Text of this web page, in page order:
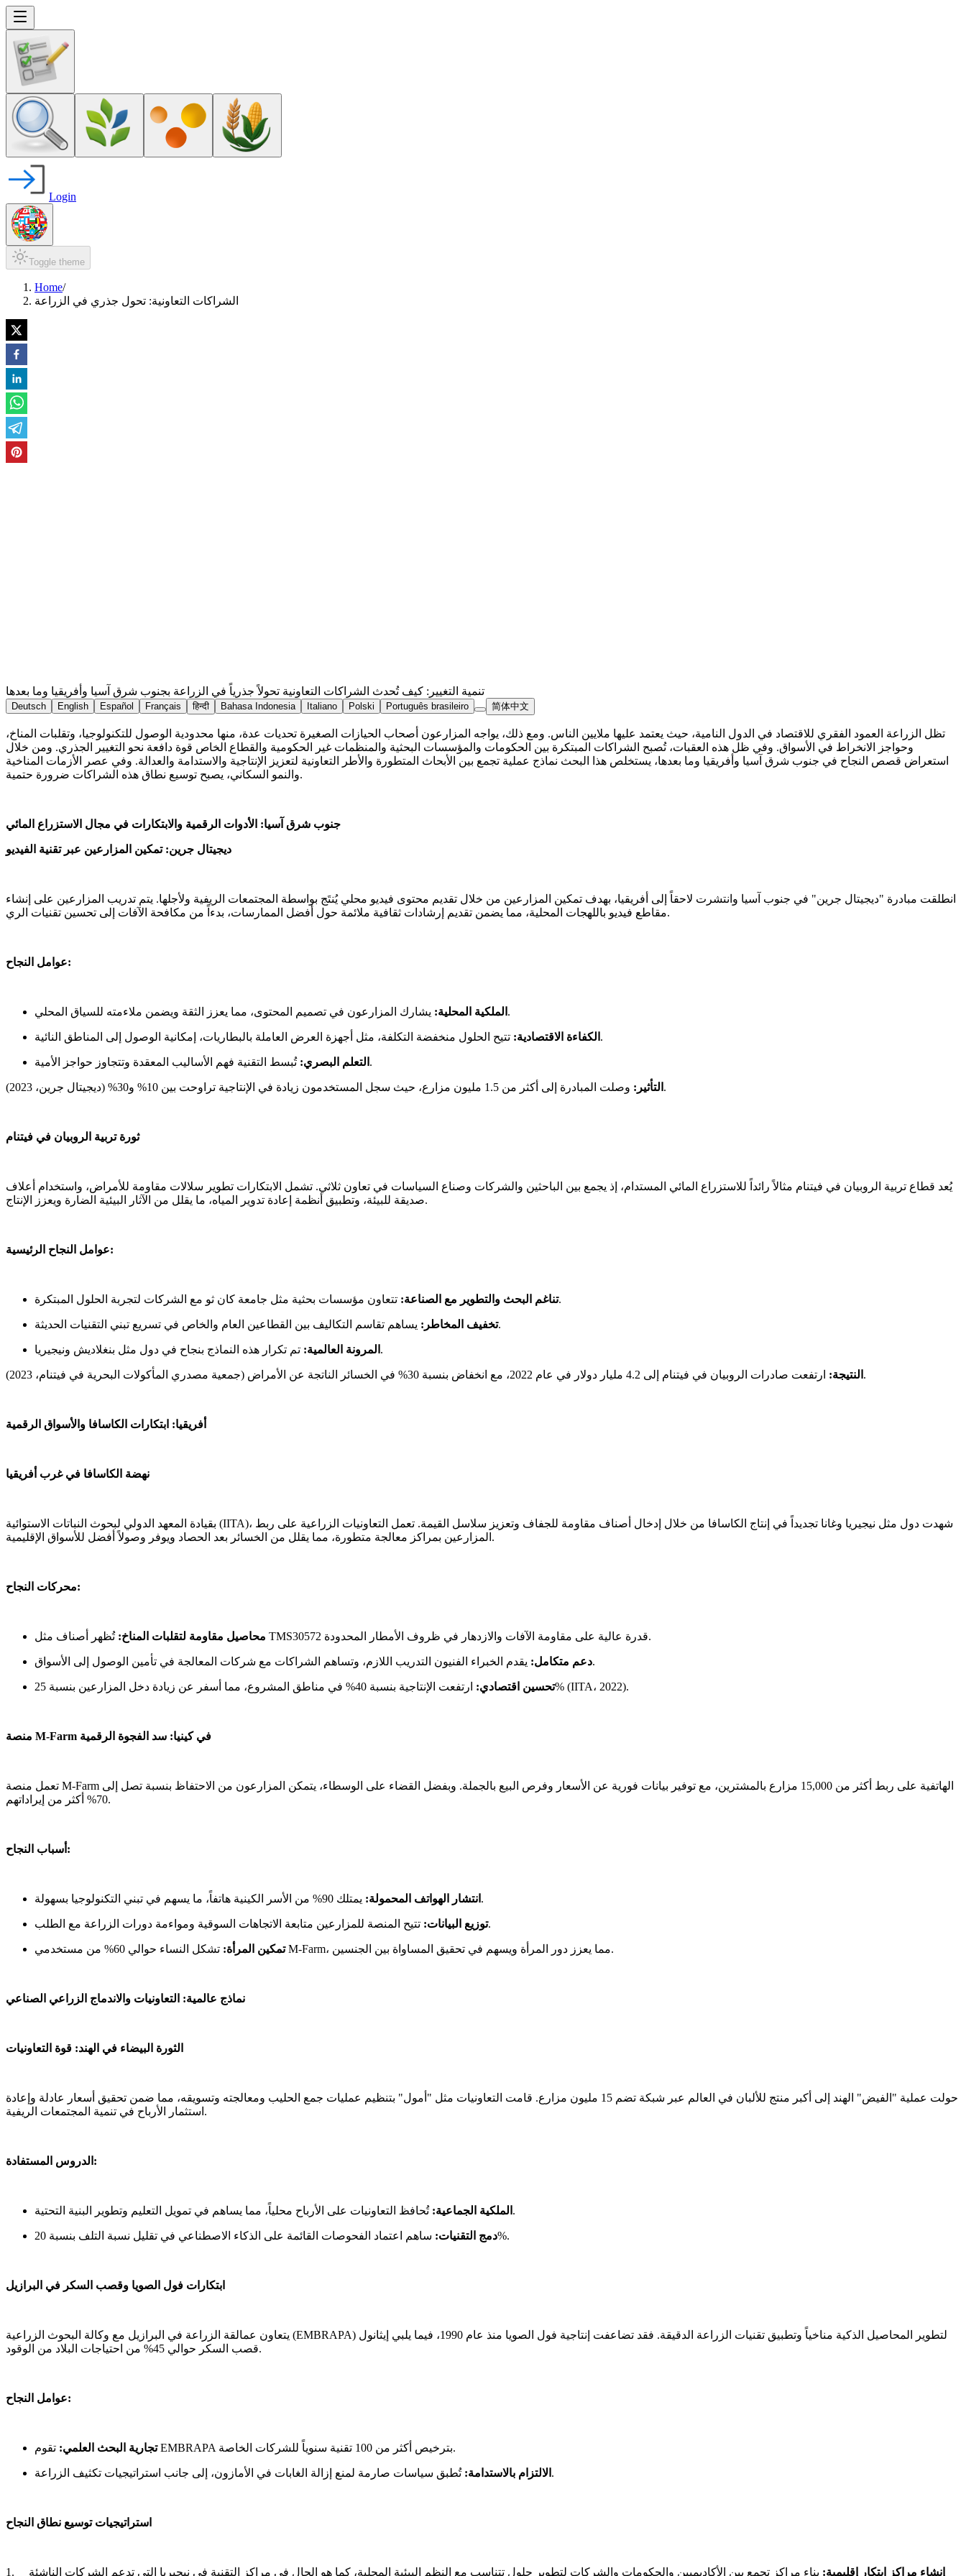
Login
Toggle theme
Home/
الشراكات التعاونية: تحول جذري في الزراعة
تنمية التغيير: كيف تُحدث الشراكات التعاونية تحولاً جذرياً في الزراعة بجنوب شرق آسيا وأفريقيا وما بعدها
Deutsch English Español Français हिन्दी Bahasa Indonesia Italiano Polski Português brasileiro 简体中文
تظل الزراعة العمود الفقري للاقتصاد في الدول النامية، حيث يعتمد عليها ملايين الناس. ومع ذلك، يواجه المزارعون أصحاب الحيازات الصغيرة تحديات عدة، منها محدودية الوصول للتكنولوجيا، وتقلبات المناخ،
وحواجز الانخراط في الأسواق. وفي ظل هذه العقبات، تُصبح الشراكات المبتكرة بين الحكومات والمؤسسات البحثية والمنظمات غير الحكومية والقطاع الخاص قوة دافعة نحو التغيير الجذري. ومن خلال
استعراض قصص النجاح في جنوب شرق آسيا وأفريقيا وما بعدها، يستخلص هذا البحث نماذج عملية تجمع بين الأبحاث المتطورة والأطر التعاونية لتعزيز الإنتاجية والاستدامة والعدالة. وفي عصر الأزمات المناخية
والنمو السكاني، يصبح توسيع نطاق هذه الشراكات ضرورة حتمية.
جنوب شرق آسيا: الأدوات الرقمية والابتكارات في مجال الاستزراع المائي
ديجيتال جرين: تمكين المزارعين عبر تقنية الفيديو
انطلقت مبادرة "ديجيتال جرين" في جنوب آسيا وانتشرت لاحقاً إلى أفريقيا، بهدف تمكين المزارعين من خلال تقديم محتوى فيديو محلي يُنتَج بواسطة المجتمعات الريفية ولأجلها. يتم تدريب المزارعين على إنشاء
مقاطع فيديو باللهجات المحلية، مما يضمن تقديم إرشادات ثقافية ملائمة حول أفضل الممارسات، بدءاً من مكافحة الآفات إلى تحسين تقنيات الري.
عوامل النجاح:
الملكية المحلية: يشارك المزارعون في تصميم المحتوى، مما يعزز الثقة ويضمن ملاءمته للسياق المحلي.
الكفاءة الاقتصادية: تتيح الحلول منخفضة التكلفة، مثل أجهزة العرض العاملة بالبطاريات، إمكانية الوصول إلى المناطق النائية.
التعلم البصري: تُبسط التقنية فهم الأساليب المعقدة وتتجاوز حواجز الأمية.
التأثير: وصلت المبادرة إلى أكثر من 1.5 مليون مزارع، حيث سجل المستخدمون زيادة في الإنتاجية تراوحت بين 10% و30% (ديجيتال جرين، 2023).
ثورة تربية الروبيان في فيتنام
يُعد قطاع تربية الروبيان في فيتنام مثالاً رائداً للاستزراع المائي المستدام، إذ يجمع بين الباحثين والشركات وصناع السياسات في تعاون ثلاثي. تشمل الابتكارات تطوير سلالات مقاومة للأمراض، واستخدام أعلاف
صديقة للبيئة، وتطبيق أنظمة إعادة تدوير المياه، ما يقلل من الآثار البيئية الضارة ويعزز الإنتاج.
عوامل النجاح الرئيسية:
تناغم البحث والتطوير مع الصناعة:تتعاون مؤسسات بحثية مثل جامعة كان ثو مع الشركات لتجربة الحلول المبتكرة.
تخفيف المخاطر:يساهم تقاسم التكاليف بين القطاعين العام والخاص في تسريع تبني التقنيات الحديثة.
المرونة العالمية: تم تكرار هذه النماذج بنجاح في دول مثل بنغلاديش ونيجيريا.
النتيجة: ارتفعت صادرات الروبيان في فيتنام إلى 4.2 مليار دولار في عام 2022، مع انخفاض بنسبة 30% في الخسائر الناتجة عن الأمراض (جمعية مصدري المأكولات البحرية في فيتنام، 2023).
أفريقيا: ابتكارات الكاسافا والأسواق الرقمية
نهضة الكاسافا في غرب أفريقيا
بقيادة المعهد الدولي لبحوث النباتات الاستوائية (IITA)، شهدت دول مثل نيجيريا وغانا تجديداً في إنتاج الكاسافا من خلال إدخال أصناف مقاومة للجفاف وتعزيز سلاسل القيمة. تعمل التعاونيات الزراعية على ربط
المزارعين بمراكز معالجة متطورة، مما يقلل من الخسائر بعد الحصاد ويوفر وصولاً أفضل للأسواق الإقليمية.
محركات النجاح:
محاصيل مقاومة لتقلبات المناخ: تُظهر أصناف مثل TMS30572 قدرة عالية على مقاومة الآفات والازدهار في ظروف الأمطار المحدودة.
دعم متكامل:يقدم الخبراء الفنيون التدريب اللازم، وتساهم الشراكات مع شركات المعالجة في تأمين الوصول إلى الأسواق.
تحسين اقتصادي:ارتفعت الإنتاجية بنسبة 40% في مناطق المشروع، مما أسفر عن زيادة دخل المزارعين بنسبة 25% (IITA، 2022).
منصة M-Farm في كينيا: سد الفجوة الرقمية
تعمل منصة M-Farm الهاتفية على ربط أكثر من 15,000 مزارع بالمشترين، مع توفير بيانات فورية عن الأسعار وفرص البيع بالجملة. وبفضل القضاء على الوسطاء، يتمكن المزارعون من الاحتفاظ بنسبة تصل إلى
70% أكثر من إيراداتهم.
أسباب النجاح:
انتشار الهواتف المحمولة: يمتلك 90% من الأسر الكينية هاتفاً، ما يسهم في تبني التكنولوجيا بسهولة.
توزيع البيانات:تتيح المنصة للمزارعين متابعة الاتجاهات السوقية ومواءمة دورات الزراعة مع الطلب.
تمكين المرأة: تشكل النساء حوالي 60% من مستخدمي M-Farm، مما يعزز دور المرأة ويسهم في تحقيق المساواة بين الجنسين.
نماذج عالمية: التعاونيات والاندماج الزراعي الصناعي
الثورة البيضاء في الهند: قوة التعاونيات
حولت عملية "الفيض" الهند إلى أكبر منتج للألبان في العالم عبر شبكة تضم 15 مليون مزارع. قامت التعاونيات مثل "أمول" بتنظيم عمليات جمع الحليب ومعالجته وتسويقه، مما ضمن تحقيق أسعار عادلة وإعادة
استثمار الأرباح في تنمية المجتمعات الريفية.
الدروس المستفادة:
الملكية الجماعية: تُحافظ التعاونيات على الأرباح محلياً، مما يساهم في تمويل التعليم وتطوير البنية التحتية.
دمج التقنيات:ساهم اعتماد الفحوصات القائمة على الذكاء الاصطناعي في تقليل نسبة التلف بنسبة 20%.
ابتكارات فول الصويا وقصب السكر في البرازيل
يتعاون عمالقة الزراعة في البرازيل مع وكالة البحوث الزراعية (EMBRAPA) لتطوير المحاصيل الذكية مناخياً وتطبيق تقنيات الزراعة الدقيقة. فقد تضاعفت إنتاجية فول الصويا منذ عام 1990، فيما يلبي إيثانول
قصب السكر حوالي 45% من احتياجات البلاد من الوقود.
عوامل النجاح:
تجارية البحث العلمي: تقوم EMBRAPA بترخيص أكثر من 100 تقنية سنوياً للشركات الخاصة.
الالتزام بالاستدامة: تُطبق سياسات صارمة لمنع إزالة الغابات في الأمازون، إلى جانب استراتيجيات تكثيف الزراعة.
استراتيجيات توسيع نطاق النجاح
1. إنشاء مراكز ابتكار إقليمية: بناء مراكز تجمع بين الأكاديميين والحكومات والشركات لتطوير حلول تتناسب مع النظم البيئية المحلية، كما هو الحال في مراكز التقنية في نيجيريا التي تدعم الشركات الناشئة